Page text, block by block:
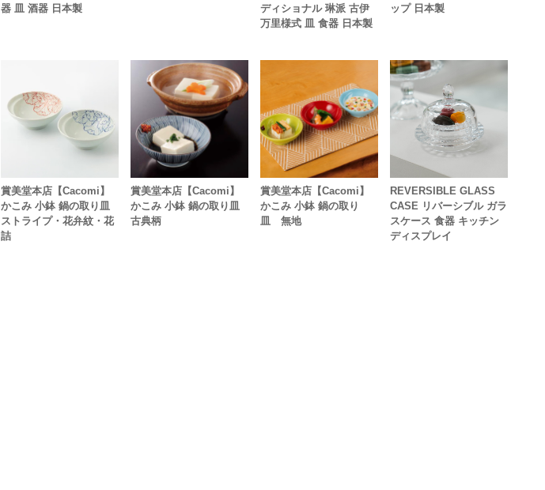
器 皿 酒器 日本製
ディショナル 琳派 古伊
万里様式 皿 食器 日本製
ップ 日本製
賞美堂本店【Cacomi】
かこみ 小鉢 鍋の取り皿
ストライプ・花弁紋・花
詰
賞美堂本店【Cacomi】
かこみ 小鉢 鍋の取り皿
古典柄
賞美堂本店【Cacomi】
かこみ 小鉢 鍋の取り
皿 無地
REVERSIBLE GLASS
CASE リバーシブル ガラ
スケース 食器 キッチン
ディスプレイ